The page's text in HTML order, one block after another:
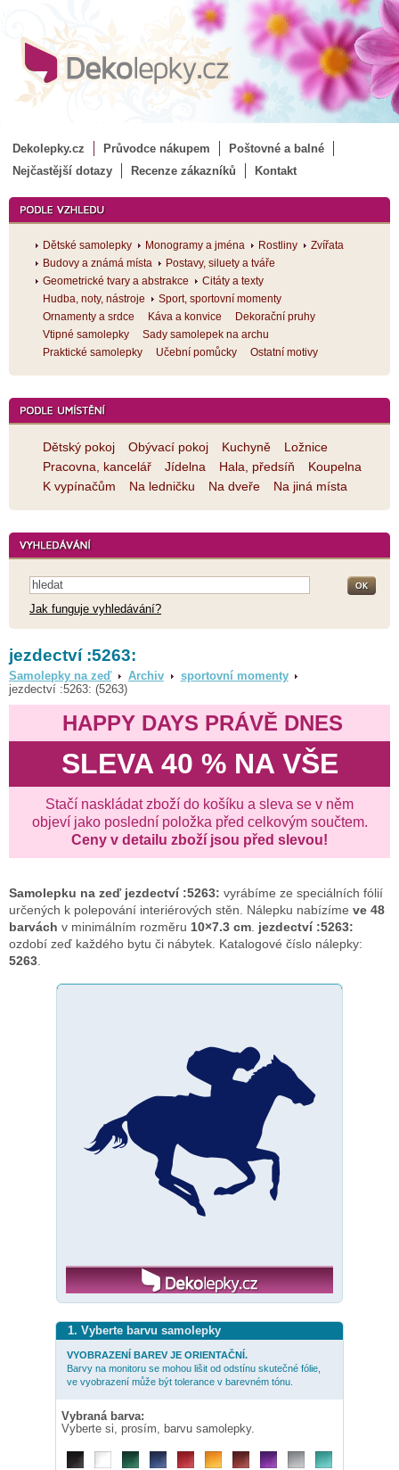
Dekolepky.cz Průvodce nákupem
Poštovné a balné
Nejčastější dotazy
Recenze zákazníků Kontakt
Dětské samolepky Monogramy a jména Rostliny
Zvířata
Budovy a známá místa
Postavy, siluety a tváře
Geometrické tvary a abstrakce
Citáty a texty
Hudba, noty, nástroje
Sport, sportovní momenty
Ornamenty a srdce
Káva a konvice
Dekorační pruhy
Vtipné samolepky
Sady samolepek na archu
Praktické samolepky
Učební pomůcky Ostatní motivy
Dětský pokoj Obývací pokoj Kuchyně
Ložnice
Pracovna, kancelář
Jídelna Hala, předsíň
Koupelna
K vypínačům
Na ledničku Na dveře Na jiná místa
Jak funguje vyhledávání?
jezdectví :5263:
Samolepky na zeď Archiv
sportovní momenty
jezdectví :5263: (5263)
HAPPY DAYS PRÁVĚ DNES
SLEVA 40 % NA VŠE
Stačí naskládat zboží do košíku a sleva se v něm
objeví jako poslední položka před celkovým součtem.
Ceny v detailu zboží jsou před slevou!
Samolepku na zeď jezdectví :5263: vyrábíme ze speciálních fólií
určených k polepování interiérových stěn. Nálepku nabízíme ve 48
barvách v minimálním rozměru 10×7.3 cm jezdectví :5263:
ozdobí zeď každého bytu či nábytek. Katalogové číslo nálepky:
5263
1. Vyberte barvu samolepky
VYOBRAZENÍ BAREV JE ORIENTAČNÍ.
Barvy na monitoru se mohou lišit od odstínu skutečné fólie,
ve vyobrazení může být tolerance v barevném tónu.
Vybraná barva:
Vyberte si, prosím, barvu samolepky.